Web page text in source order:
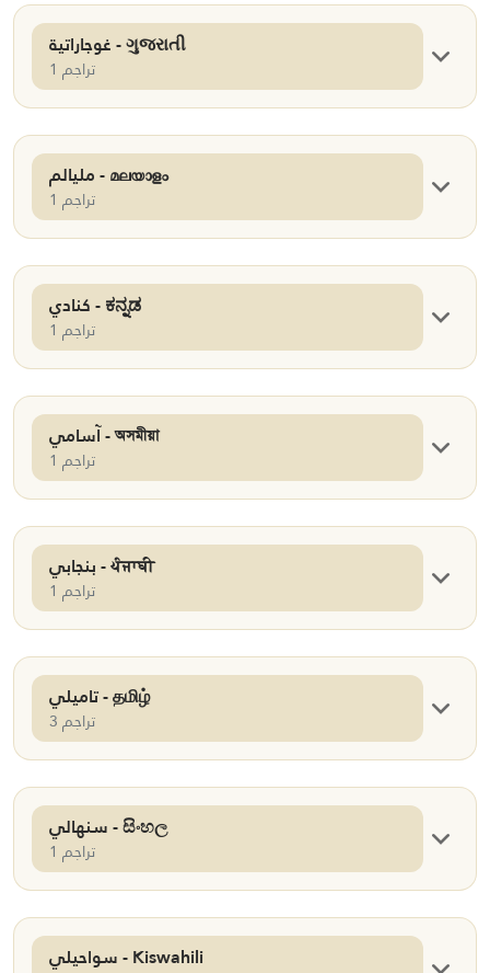
غوجاراتية - ગુજરાતી
1 تراجم
مليالم - മലയാളം
1 تراجم
كنادي - ಕನ್ನಡ
1 تراجم
آسامي - অসমীয়া
1 تراجم
بنجابي - ਪੰਜਾਬੀ
1 تراجم
تاميلي - தமிழ்
3 تراجم
سنهالي - සිංහල
1 تراجم
سواحيلي - Kiswahili